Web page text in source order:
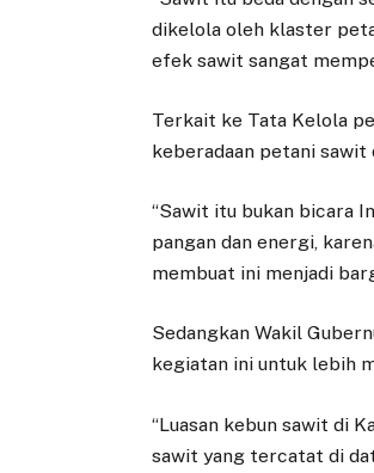
dikelola oleh klaster
efek sawit sangat
Terkait ke Tata Kelola
keberadaan petani
“Sawit itu bukan bicara
pangan dan energi,
membuat ini menjadi
Sedangkan Wakil
kegiatan ini untuk lebih
“Luasan kebun sawit di
sawit yang tercatat di